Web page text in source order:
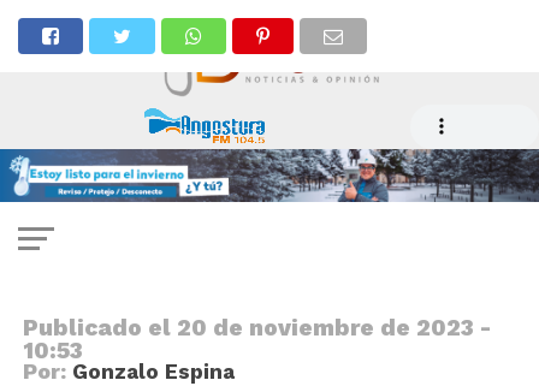
Tras una semana de combate se
declara extinguido incendio en
Tierra del Fuego
Publicado el 20 de noviembre de 2023 -
10:53
Por: Gonzalo Espina